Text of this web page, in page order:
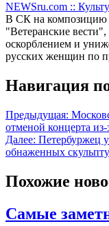
NEWSru.com ::
В СК на композицию
"Ветеранские
оскорблением и
русских женщин по
Навигация
Предыдущая:
отменой концерта
Далее: Петербуржец
обнаженных
Похожие
Самые